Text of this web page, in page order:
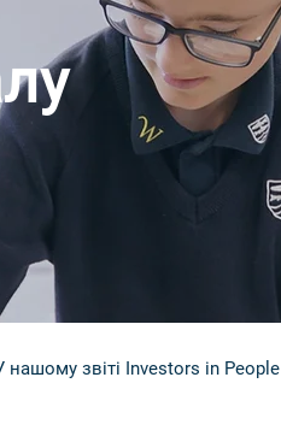
звіті Investors in People